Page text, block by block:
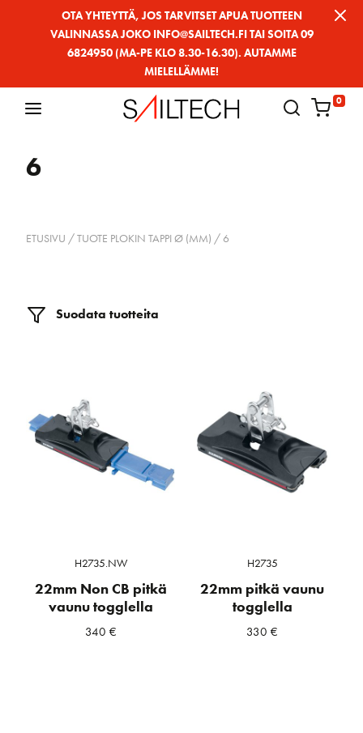
OTA YHTEYTTÄ, JOS TARVITSET APUA TUOTTEEN
VALINNASSA JOKO INFO@SAILTECH.FI TAI SOITA 09
6824950 (MA-PE KLO 8.30-16.30). AUTAMME
MIELELLÄMME!
0
6
ETUSIVU / TUOTE PLOKIN TAPPI Ø (MM) / 6
Suodata tuotteita
H2735.NW
22mm Non CB pitkä
vaunu togglella
340 €
H2735
22mm pitkä vaunu
togglella
330€